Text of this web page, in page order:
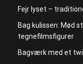
Fejr lyset –
Bag kulissen: Mød
tegnefilmsfigurer
Bagværk med et